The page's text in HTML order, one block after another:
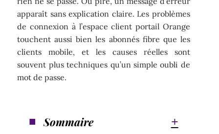
apparaît sans explication claire. Les problèmes
de connexion à l’espace client portail Orange
touchent aussi bien les abonnés fibre que les
clients mobile, et les causes réelles sont
souvent plus techniques qu’un simple oubli de
mot de passe.
Sommaire